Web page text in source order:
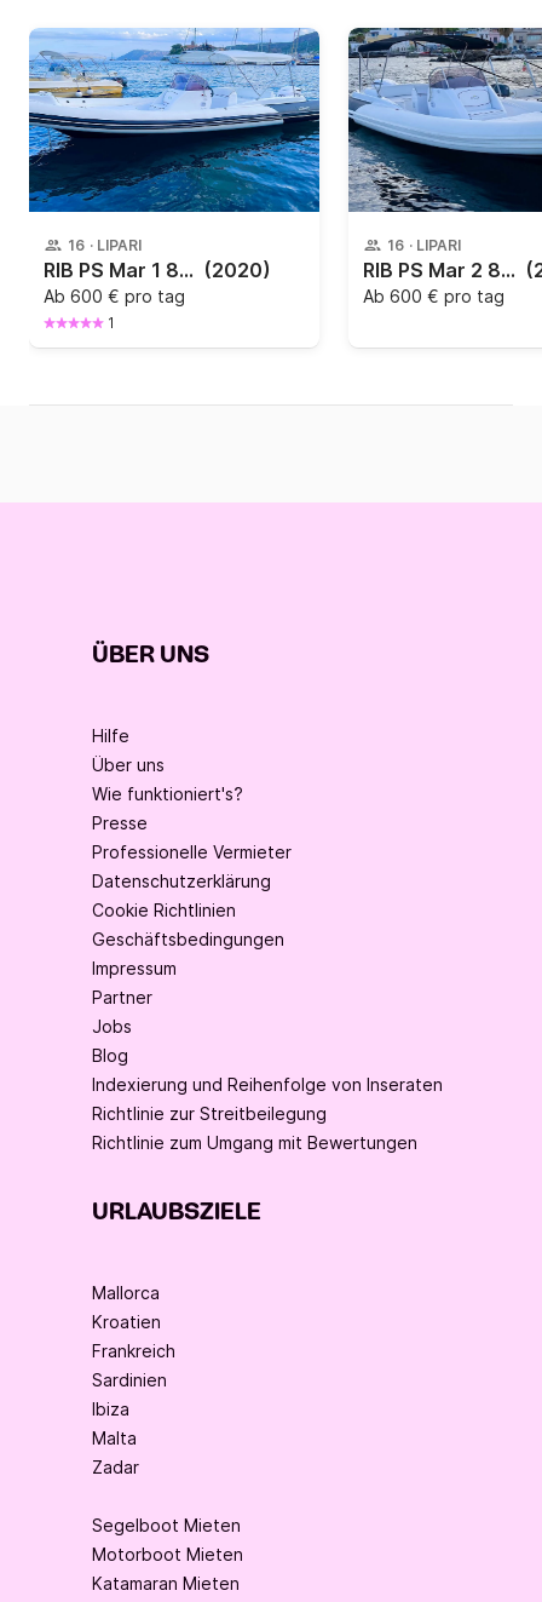
16 · LIPARI
RIB PS Mar 1 820 (2020)
Ab 600 € pro tag
1
16 · LIPARI
RIB PS Mar 2 820
Ab 600 € pro tag
ÜBER UNS
Hilfe
Über uns
Wie funktioniert's?
Presse
Professionelle Vermieter
Datenschutzerklärung
Cookie Richtlinien
Geschäftsbedingungen
Impressum
Partner
Jobs
Blog
Indexierung und Reihenfolge von Inseraten
Richtlinie zur Streitbeilegung
Richtlinie zum Umgang mit Bewertungen
URLAUBSZIELE
Mallorca
Kroatien
Frankreich
Sardinien
Ibiza
Malta
Zadar
Segelboot Mieten
Motorboot Mieten
Katamaran Mieten